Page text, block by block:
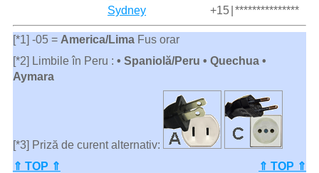
Sydney
+15 ***************
[*1] -05 = America/LimaFus orar
[*2] Limbile în Peru : • Spaniolă/Peru • Quechua •
Aymara
[*3] Priză de curent alternativ:
⇑ TOP ⇑
⇑ TOP ⇑